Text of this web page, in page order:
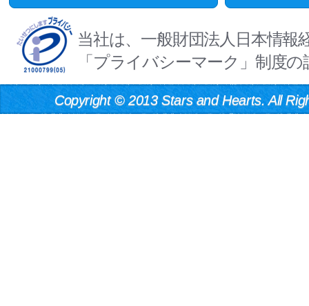
当社は、一般財団法人日本情報
「プライバシーマーク」制度
Copyright©2013 Stars and Hearts. All